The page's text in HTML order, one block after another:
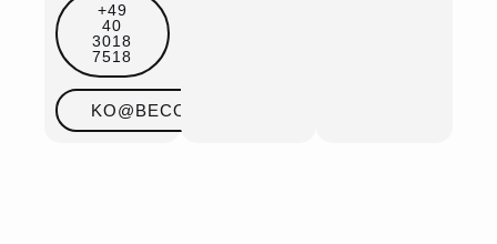
+49
40
3018
7518
KO@BECOSAN.COM